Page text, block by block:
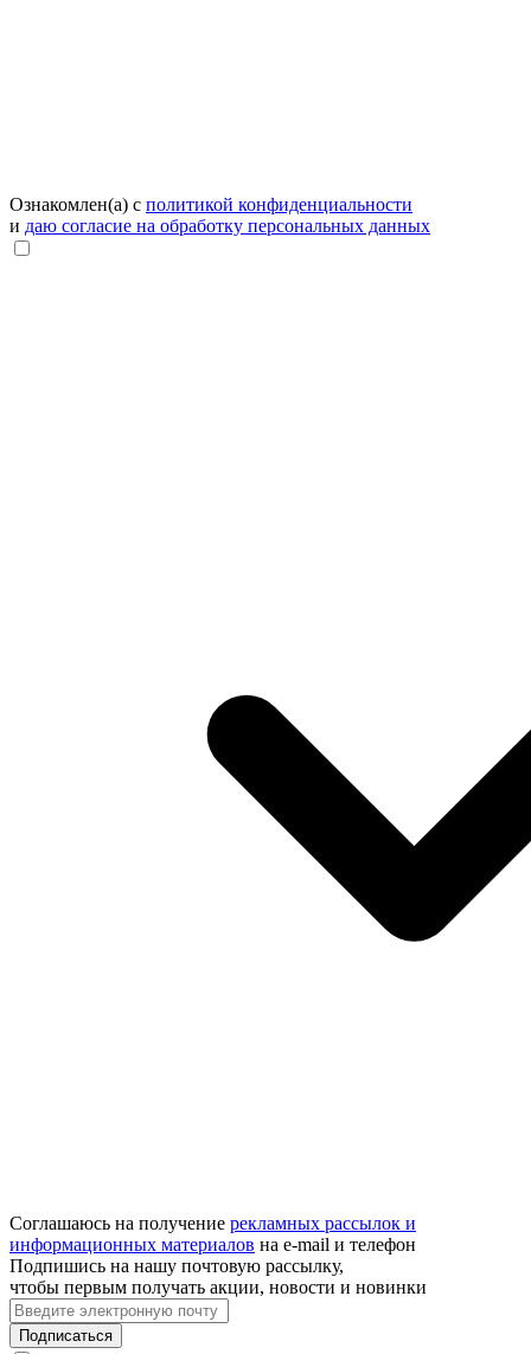
Ознакомлен(а) с политикой конфиденциальности
и даю согласие на обработку персональных данных
Соглашаюсь на получение рекламных рассылок и
информационных материалов на e‑mail и телефон
Подпишись на нашу почтовую рассылку,
чтобы первым получать акции, новости и новинки
Подписаться